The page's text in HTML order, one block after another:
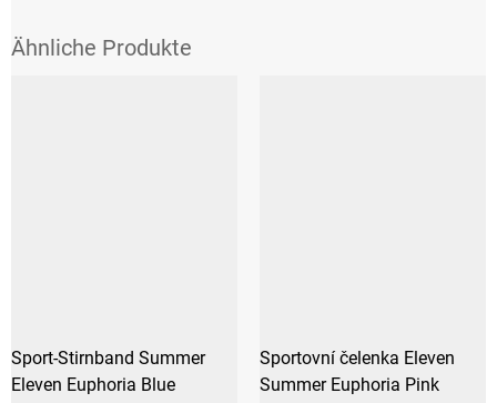
Sport-Stirnband Summer
Eleven Euphoria Blue
Sportovní čelenka Eleven
Summer Euphoria Pink